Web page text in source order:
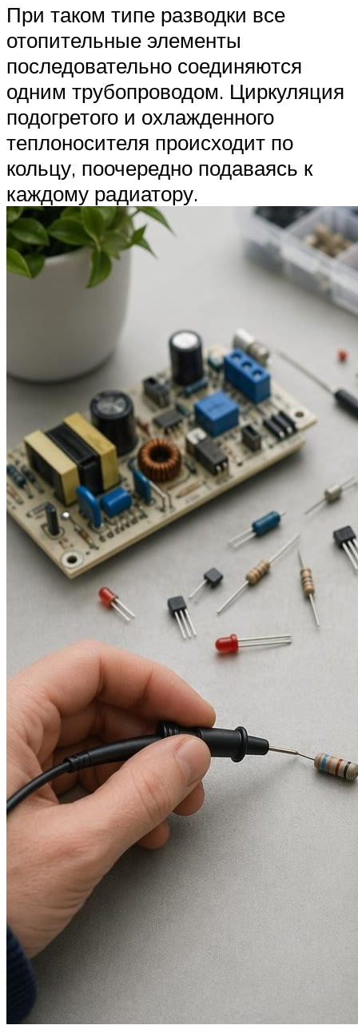
При таком типе разводки все
отопительные элементы
последовательно соединяются
одним трубопроводом. Циркуляция
подогретого и охлажденного
теплоносителя происходит по
кольцу, поочередно подаваясь к
каждому радиатору.